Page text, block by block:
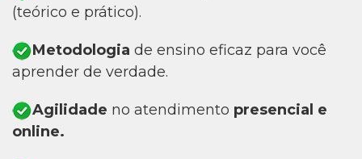
(teórico e prático).
Metodologia de ensino eficaz para você
aprender de verdade.
Agilidade no atendimento presencial e
online.